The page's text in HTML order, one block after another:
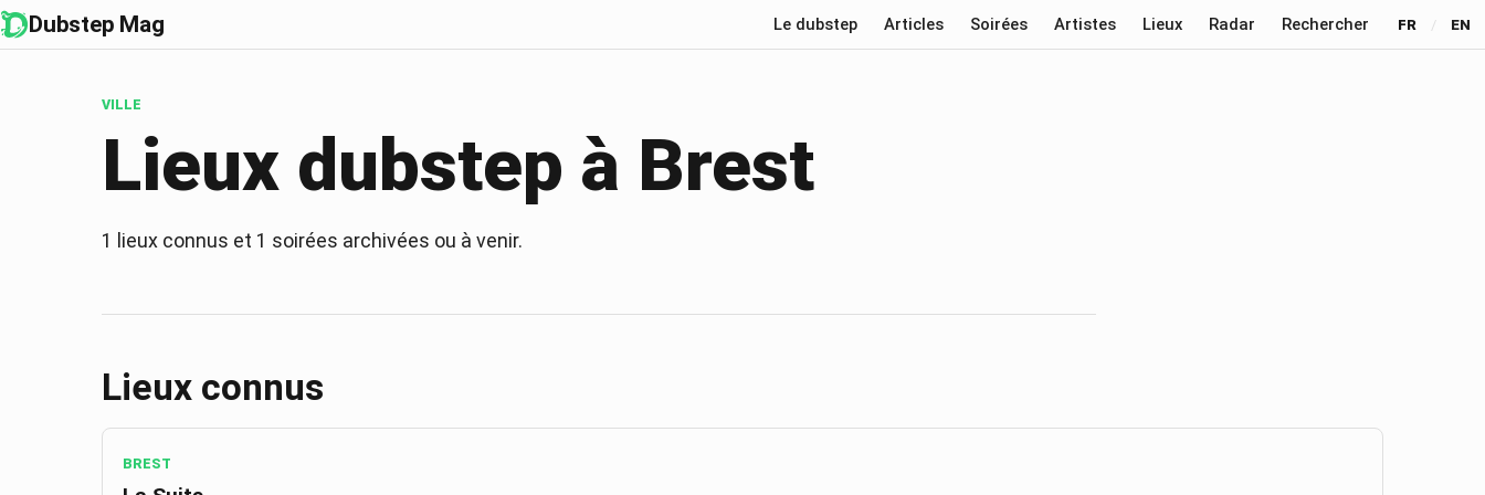
Dubstep Mag Le dubstep Articles Soirées Artistes Lieux Radar Rechercher FR / EN
VILLE
Lieux dubstep à Brest
1 lieux connus et 1 soirées archivées ou à venir.
Lieux connus
BREST